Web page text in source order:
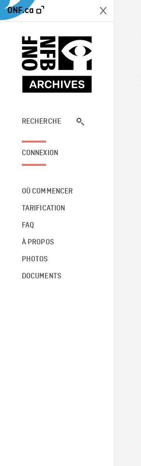
ONF.ca
RECHERCHE
CONNEXION
OÙ COMMENCER
TARIFICATION
FAQ
À PROPOS
PHOTOS
DOCUMENTS